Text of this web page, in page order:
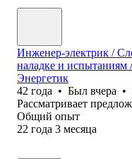
Инженер-электрик /
наладке и
Энергетик
42 года • Был вчера •
Рассматривает
Общий опыт
22 года 3 месяца